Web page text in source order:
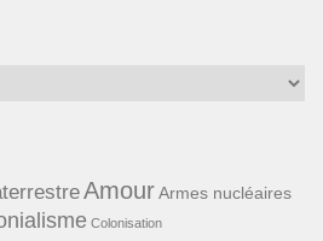
AmourArmes nucléaires
Colonisation